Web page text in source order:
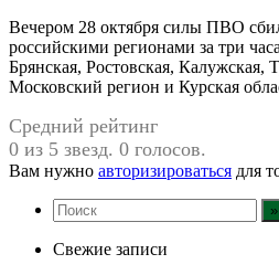
Вечером 28 октября силы ПВО
российскими регионами за три
Брянская, Ростовская, Калужская,
Московский регион и Курская
Средний рейтинг
0 из 5 звезд. 0 голосов.
Вам нужно авторизироваться для
Свежие записи